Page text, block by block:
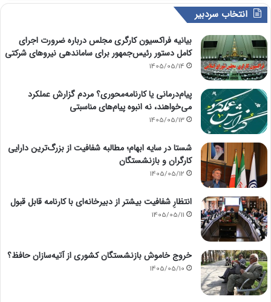
انتخاب سردبیر
بیانیه فراکسیون کارگری مجلس درباره ضرورت اجرای
کامل دستور رئیس‌جمهور برای ساماندهی نیروهای شرکتی
1405/05/14
پیام‌درمانی یا کارنامه‌محوری؟ مردم گزارش عملکرد
می‌خواهند، نه انبوه پیام‌های مناسبتی
1405/05/13
شستا در سایه ابهام؛ مطالبه شفافیت از بزرگ‌ترین دارایی
کارگران و بازنشستگان
1405/05/12
انتظارِ شفافیت بیشتر از دبیرخانه‌ای با کارنامه قابل قبول
1405/05/11
خروج خاموش بازنشستگان کشوری از آتیه‌سازان حافظ؟
1405/05/10